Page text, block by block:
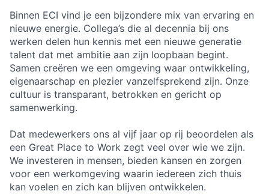
Binnen ECI vind je een bijzondere mix van ervaring en
nieuwe energie. Collega’s die al decennia bij ons
werken delen hun kennis met een nieuwe generatie
talent dat met ambitie aan zijn loopbaan begint.
Samen creëren we een omgeving waar ontwikkeling,
eigenaarschap en plezier vanzelfsprekend zijn. Onze
cultuur is transparant, betrokken en gericht op
samenwerking.
Dat medewerkers ons al vijf jaar op rij beoordelen als
een Great Place to Work zegt veel over wie we zijn.
We investeren in mensen, bieden kansen en zorgen
voor een werkomgeving waarin iedereen zich thuis
kan voelen en zich kan blijven ontwikkelen.